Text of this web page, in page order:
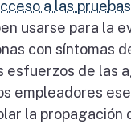
a las
usarse para la
con síntomas
esfuerzos de las
empleadores
la propagación